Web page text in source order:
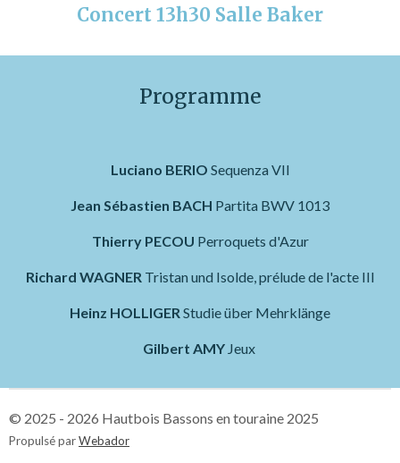
Concert 13h30 Salle Baker
Programme
Luciano BERIO Sequenza VII
Jean Sébastien BACH Partita BWV 1013
Thierry PECOU Perroquets d'Azur
Richard WAGNER Tristan und Isolde, prélude de l'acte III
Heinz HOLLIGER Studie über Mehrklänge
Gilbert AMYJeux
© 2025 - 2026 Hautbois Bassons en touraine 2025
Propulsé parWebador